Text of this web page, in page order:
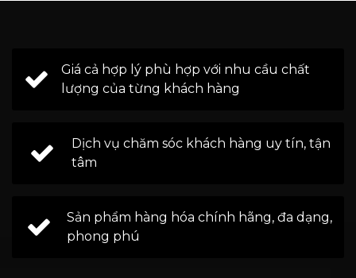
Giá cả hợp lý phù hợp với nhu cầu chất
lượng của từng khách hàng
Dịch vụ chăm sóc khách hàng uy tín, tận
tâm
Sản phẩm hàng hóa chính hãng, đa dạng,
phong phú